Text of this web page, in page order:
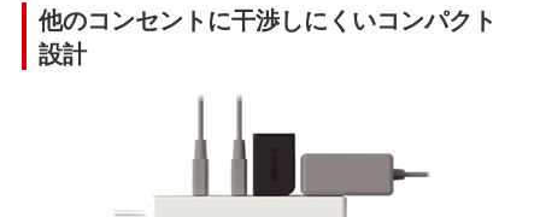
他のコンセントに干渉しにくいコンパクト
設計